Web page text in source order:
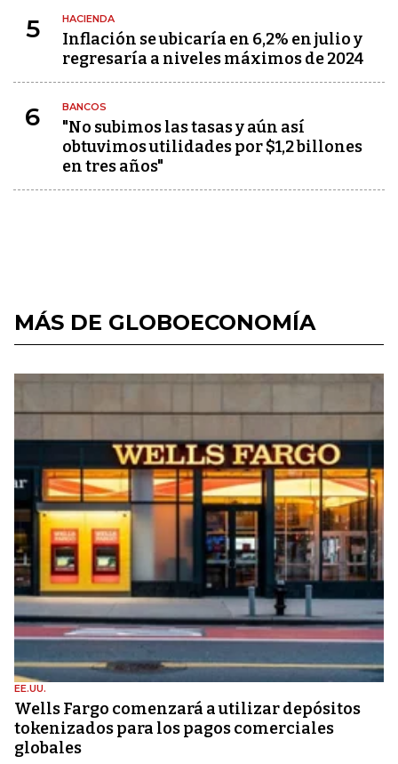
5 HACIENDA
Inflación se ubicaría en 6,2% en julio y
regresaría a niveles máximos de 2024
6 BANCOS
"No subimos las tasas y aún así
obtuvimos utilidades por $1,2 billones
en tres años"
MÁS DE GLOBOECONOMÍA
EE.UU.
Wells Fargo comenzará a utilizar depósitos
tokenizados para los pagos comerciales
globales